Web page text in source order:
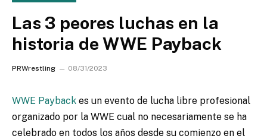
Las 3 peores luchas en la
historia de WWE Payback
PRWrestling 08/31/2023
WWE Payback es un evento de lucha libre profesional
organizado por la WWE cual no necesariamente se ha
celebrado en todos los años desde su comienzo en el